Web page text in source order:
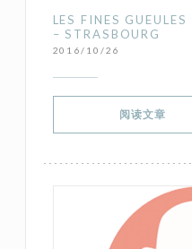
LES FINES
– STRASBOURG
2016/10/26
阅读文章((在